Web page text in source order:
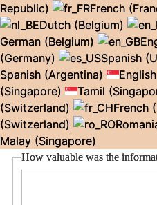
Republic)
French
Dutch (Belgium)
German (Belgium)
(Germany)
Spanish
Spanish (Argentina)
(Singapore)
Tamil
(Switzerland)
French
(Switzerland)
Malay (Singapore)
How valuable was the